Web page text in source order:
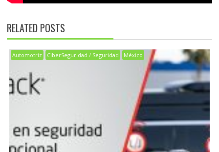
RELATED POSTS
Automotriz CiberSeguridad / Seguridad México